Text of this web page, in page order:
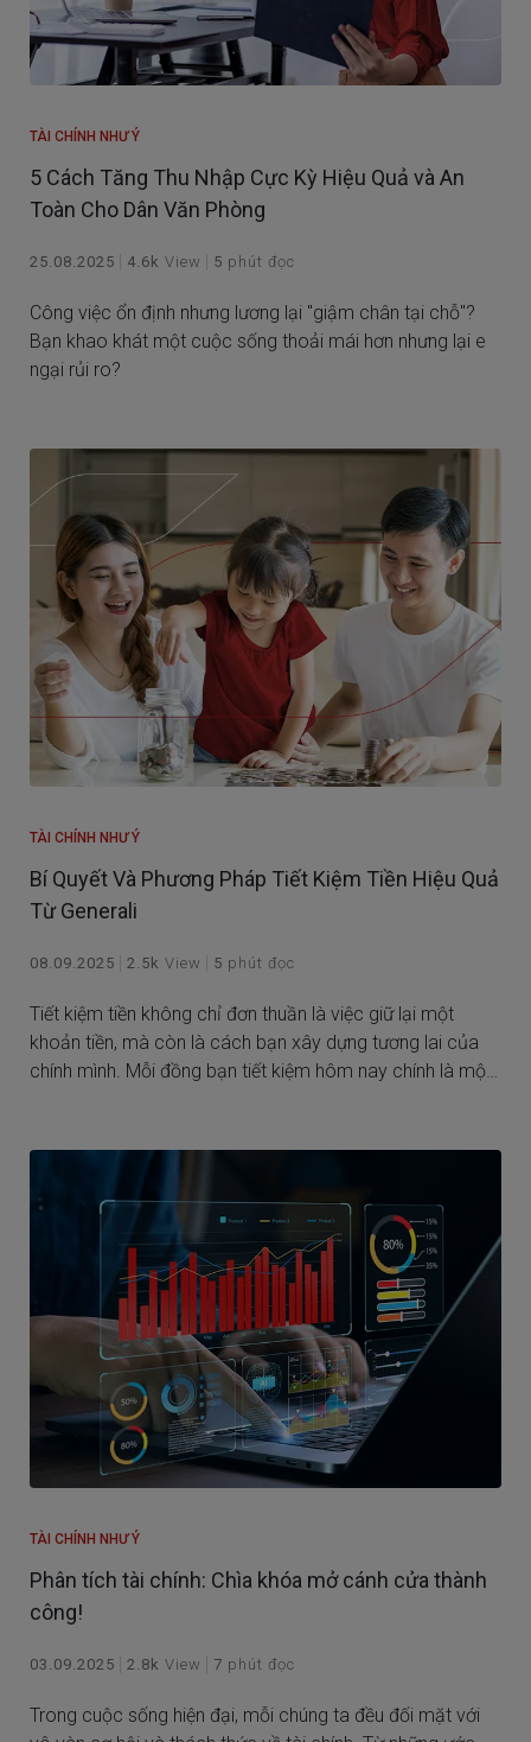
TÀI CHÍNH NHƯ Ý
5 Cách Tăng Thu Nhập Cực Kỳ Hiệu Quả và An
Toàn Cho Dân Văn Phòng
25.08.2025 4.6k View 5 phút đọc
Công việc ổn định nhưng lương lại "giậm chân tại chỗ"?
Bạn khao khát một cuộc sống thoải mái hơn nhưng lại e
ngại rủi ro?
TÀI CHÍNH NHƯ Ý
Bí Quyết Và Phương Pháp Tiết Kiệm Tiền Hiệu Quả
Từ Generali
08.09.2025 2.5k View 5 phút đọc
Tiết kiệm tiền không chỉ đơn thuần là việc giữ lại một
khoản tiền, mà còn là cách bạn xây dựng tương lai của
chính mình. Mỗi đồng bạn tiết kiệm hôm nay chính là một
không chỉ bảo đảm cho cuộc sống hiện tại mà còn
TÀI CHÍNH NHƯ Ý
Phân tích tài chính: Chìa khóa mở cánh cửa thành
công!
03.09.2025 2.8k View 7 phút đọc
Trong cuộc sống hiện đại, mỗi chúng ta đều đối mặt với